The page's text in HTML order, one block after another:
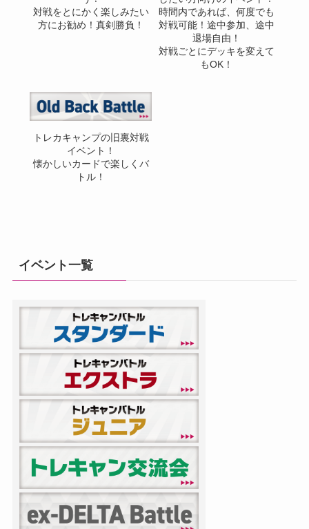
対戦をとにかく楽しみたい
方にお勧め！真剣勝負！
時間内であれば、何度でも
対戦可能！途中参加、途中
退場自由！
対戦ごとにデッキを変えて
もOK！
トレカキャンプの旧裏対戦
イベント！
懐かしいカードで楽しくバ
トル！
イベント一覧